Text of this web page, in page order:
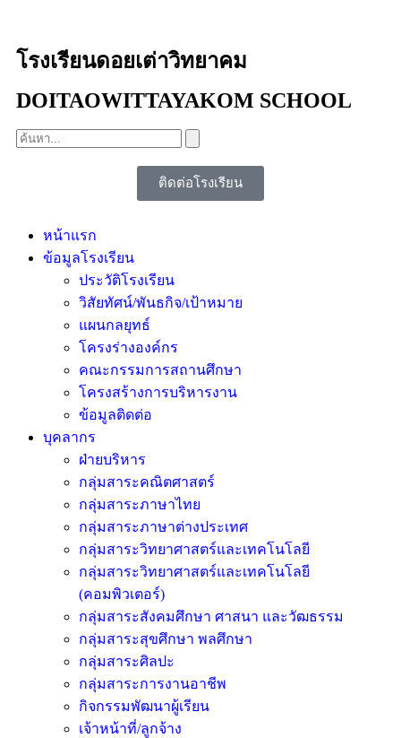
โรงเรียนดอยเต่าวิทยาคม
DOITAOWITTAYAKOM SCHOOL
ติดต่อโรงเรียน
หน้าแรก
ข้อมูลโรงเรียน
ประวัติโรงเรียน
วิสัยทัศน์/พันธกิจ/เป้าหมาย
แผนกลยุทธ์
โครงร่างองค์กร
คณะกรรมการสถานศึกษา
โครงสร้างการบริหารงาน
ข้อมูลติดต่อ
บุคลากร
ฝ่ายบริหาร
กลุ่มสาระคณิตศาสตร์
กลุ่มสาระภาษาไทย
กลุ่มสาระภาษาต่างประเทศ
กลุ่มสาระวิทยาศาสตร์และเทคโนโลยี
กลุ่มสาระวิทยาศาสตร์และเทคโนโลยี
(คอมพิวเตอร์)
กลุ่มสาระสังคมศึกษา ศาสนา และวัฒธรรม
กลุ่มสาระสุขศึกษา พลศึกษา
กลุ่มสาระศิลปะ
กลุ่มสาระการงานอาชีพ
กิจกรรมพัฒนาผู้เรียน
เจ้าหน้าที่/ลูกจ้าง